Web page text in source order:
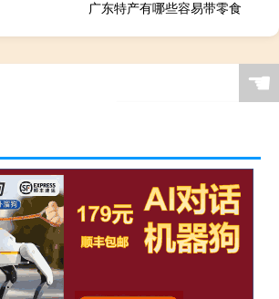
广东特产有哪些容易带零食
☚